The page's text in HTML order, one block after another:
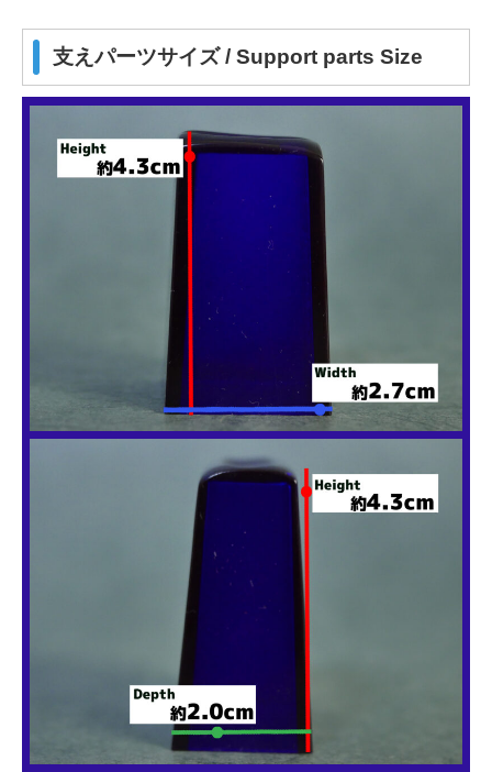
支えパーツサイズ / Support parts Size